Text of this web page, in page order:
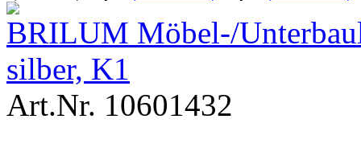
BRILUM Möbel-/
silber, K1
Art.Nr. 10601432